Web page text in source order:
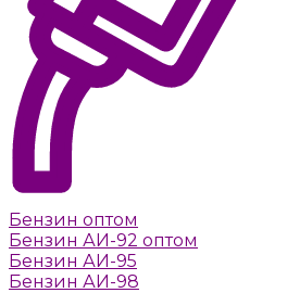
Бензин оптом
Бензин АИ-92 оптом
Бензин АИ-95
Бензин АИ-98